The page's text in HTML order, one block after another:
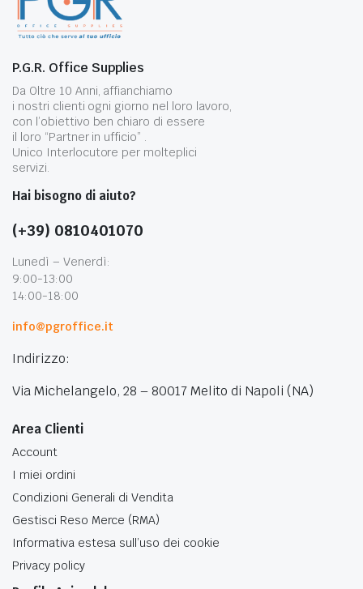
P.G.R. Office Supplies
Da Oltre 10 Anni, affianchiamo
i nostri clienti ogni giorno nel loro lavoro,
con l’obiettivo ben chiaro di essere
il loro “Partner in ufficio” .
Unico Interlocutore per molteplici
servizi.
Hai bisogno di aiuto?
(+39) 0810401070
Lunedì – Venerdì:
9:00-13:00
14:00-18:00
info@pgroffice.it
Indirizzo:
Via Michelangelo, 28 – 80017 Melito di Napoli (NA)
Area Clienti
Account
I miei ordini
Condizioni Generali di Vendita
Gestisci Reso Merce (RMA)
Informativa estesa sull’uso dei cookie
Privacy policy